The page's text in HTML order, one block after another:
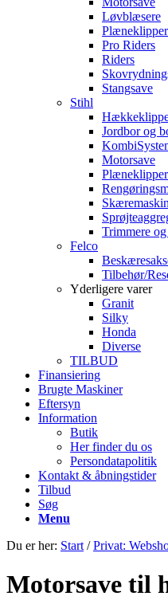
Løvblæsere
Pro Riders
Riders
Stangsave
Stihl
Jordbor og
Motorsave
Trimmere
Felco
Tilbehør/
Yderligere varer
Granit
Silky
Honda
Diverse
TILBUD
Finansiering
Brugte Maskiner
Eftersyn
Information
Butik
Her finder du os
Persondatapolitik
Kontakt & åbningstider
Tilbud
Søg
Menu
Du er her: Start / Privat:
Motorsave til